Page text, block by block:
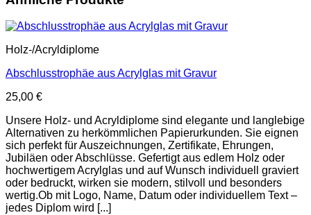
Holz-/Acryldiplome
Abschlusstrophäe aus Acrylglas mit Gravur
25,00 €
Unsere Holz- und Acryldiplome sind elegante und langlebige
Alternativen zu herkömmlichen Papierurkunden. Sie eignen
sich perfekt für Auszeichnungen, Zertifikate, Ehrungen,
Jubiläen oder Abschlüsse. Gefertigt aus edlem Holz oder
hochwertigem Acrylglas und auf Wunsch individuell graviert
oder bedruckt, wirken sie modern, stilvoll und besonders
wertig.Ob mit Logo, Name, Datum oder individuellem Text –
jedes Diplom wird [...]